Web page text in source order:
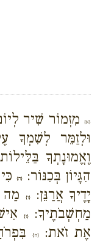
{א} מִזְמוֹר שִׁיר
וּלְזַמֵּר לְשִׁמְךָ
וֶאֱמוּנָתְךָ
הִגָּיוֹן בְּכִנּוֹר:{ה}
יָדֶיךָ אֲרַנֵּן:{ו}
מַה
מַחְשְׁבֹתֶיךָ:{ז}
אֶת זֹאת:{ח}